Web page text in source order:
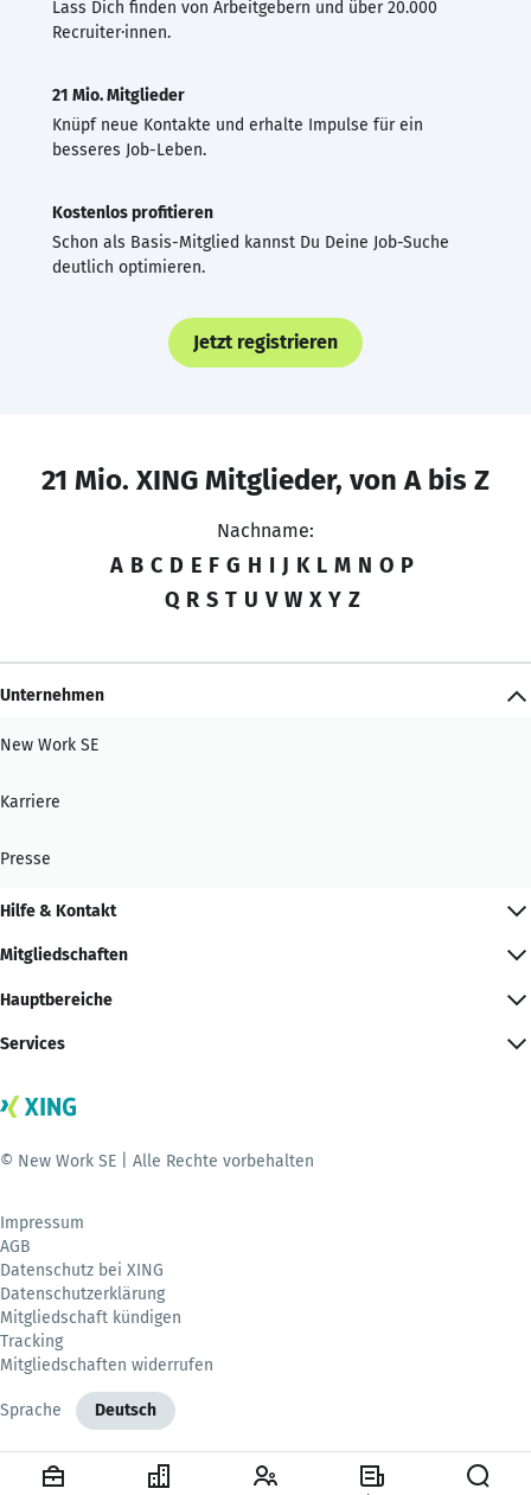
Lass Dich finden von Arbeitgebern und über 20.000
Recruiter·innen.
21 Mio. Mitglieder
Knüpf neue Kontakte und erhalte Impulse für ein
besseres Job-Leben.
Kostenlos profitieren
Schon als Basis-Mitglied kannst Du Deine Job-Suche
deutlich optimieren.
Jetzt registrieren
21 Mio. XING Mitglieder, von A bis Z
Nachname:
A B C D E F G H I J K L M N O P
Q R S T U V W X Y Z
Unternehmen
New Work SE
Karriere
Presse
Hilfe & Kontakt
Mitgliedschaften
Hauptbereiche
Services
© New Work SE | Alle Rechte vorbehalten
Impressum
AGB
Datenschutz bei XING
Datenschutzerklärung
Mitgliedschaft kündigen
Tracking
Mitgliedschaften widerrufen
Sprache Deutsch